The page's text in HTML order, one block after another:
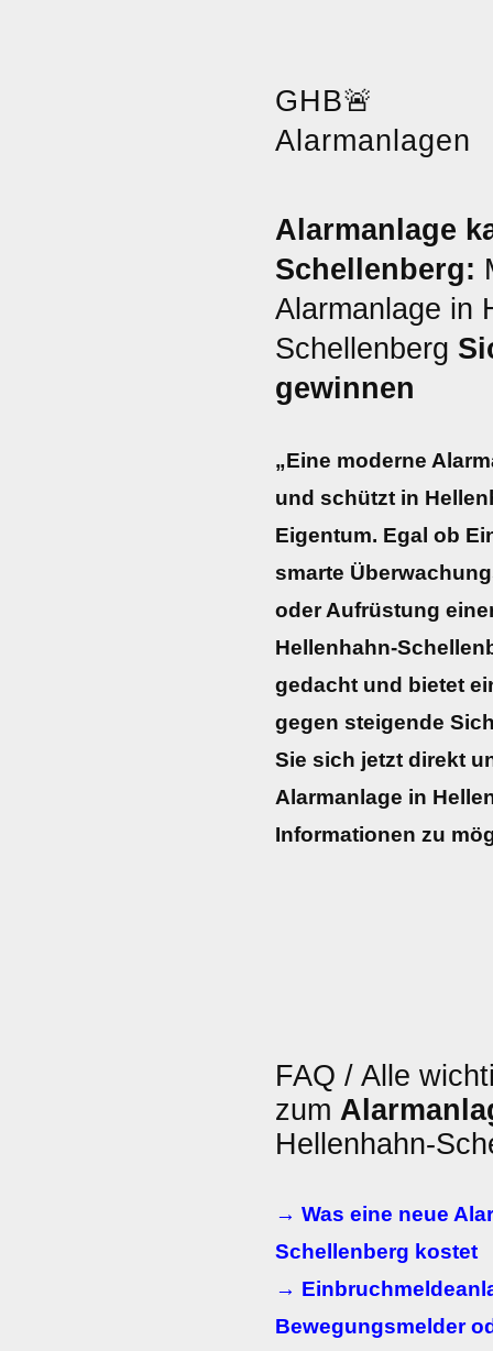
GHB🚨
Alarmanlagen
Alarmanlage
Schellenberg:
Alarmanlage in
Schellenberg
gewinnen
„Eine moderne
und schützt in
Eigentum. Egal ob
smarte
oder Aufrüstung
Hellenhahn-
gedacht und bietet
gegen steigende
Sie sich jetzt direkt
Alarmanlage in
Informationen zu
FAQ / Alle
zum
Hellenhahn-
→ Was eine neue
Schellenberg kostet
→
Bewegungsmelder